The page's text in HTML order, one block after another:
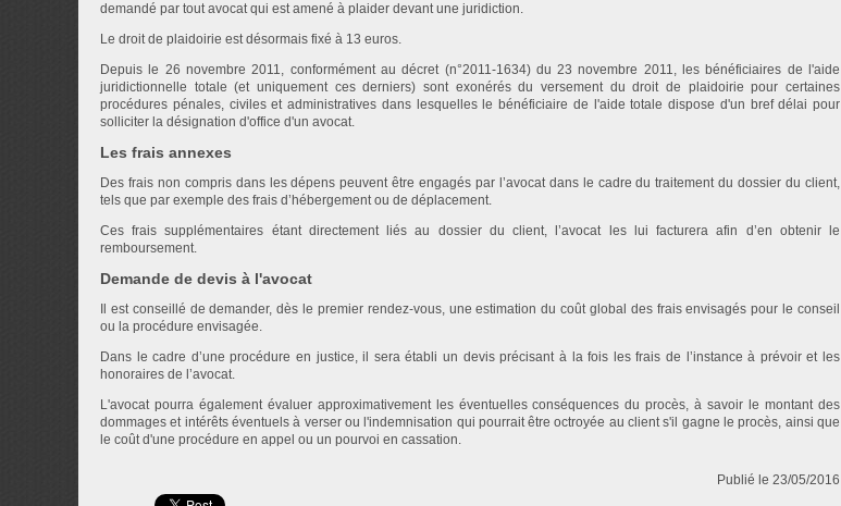
demandé par tout avocat qui est amené à plaider devant une juridiction.
Le droit de plaidoirie est désormais fixé à 13 euros.
Depuis le 26 novembre 2011, conformément au décret (n°2011-1634) du 23 novembre 2011, les bénéficiaires de l'aide
juridictionnelle totale (et uniquement ces derniers) sont exonérés du versement du droit de plaidoirie pour certaines
procédures pénales, civiles et administratives dans lesquelles le bénéficiaire de l'aide totale dispose d'un bref délai pour
solliciter la désignation d'office d'un avocat.
Les frais annexes
Des frais non compris dans les dépens peuvent être engagés par l’avocat dans le cadre du traitement du dossier du client,
tels que par exemple des frais d’hébergement ou de déplacement.
Ces frais supplémentaires étant directement liés au dossier du client, l’avocat les lui facturera afin d’en obtenir le
remboursement.
Demande de devis à l'avocat
Il est conseillé de demander, dès le premier rendez-vous, une estimation du coût global des frais envisagés pour le conseil
ou la procédure envisagée.
Dans le cadre d’une procédure en justice, il sera établi un devis précisant à la fois les frais de l’instance à prévoir et les
honoraires de l’avocat.
L'avocat pourra également évaluer approximativement les éventuelles conséquences du procès, à savoir le montant des
dommages et intérêts éventuels à verser ou l'indemnisation qui pourrait être octroyée au client s'il gagne le procès, ainsi que
le coût d'une procédure en appel ou un pourvoi en cassation.
Publié le 23/05/2016